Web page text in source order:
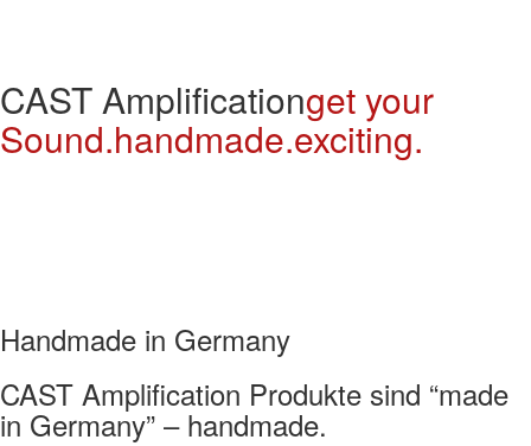
CAST Amplificationget your
Sound.handmade.exciting.
Handmade in Germany
CAST Amplification Produkte sind “made
in Germany” – handmade.